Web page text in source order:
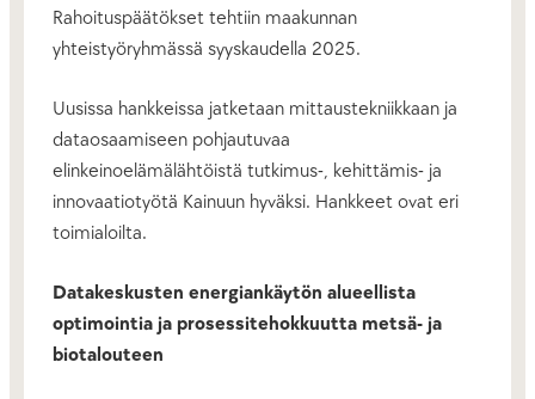
Rahoituspäätökset tehtiin maakunnan
yhteistyöryhmässä syyskaudella 2025.
Uusissa hankkeissa jatketaan mittaustekniikkaan ja
dataosaamiseen pohjautuvaa
elinkeinoelämälähtöistä tutkimus-, kehittämis- ja
innovaatiotyötä Kainuun hyväksi. Hankkeet ovat eri
toimialoilta.
Datakeskusten energiankäytön alueellista
optimointia ja prosessitehokkuutta metsä- ja
biotalouteen